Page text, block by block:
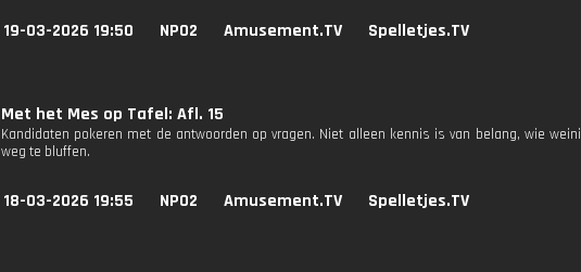
19-03-2026 19:50 NPO2 Amusement.TV Spelletjes.TV
Met het Mes op Tafel: Afl. 15
Kandidaten pokeren met de antwoorden op vragen. Niet alleen kennis is van belang, wie
weg te bluffen.
18-03-2026 19:55 NPO2 Amusement.TV Spelletjes.TV